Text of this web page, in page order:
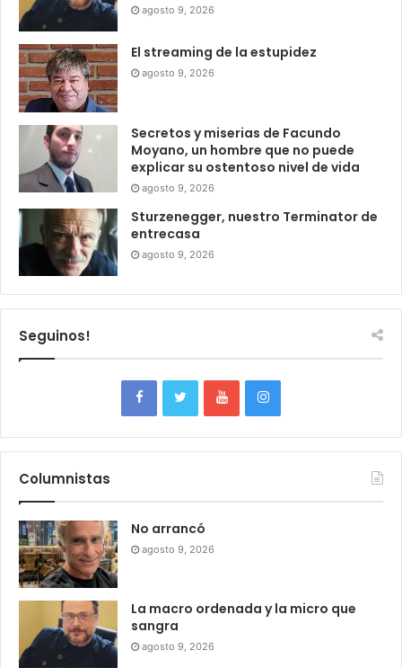
agosto 9, 2026
El streaming de la estupidez
agosto 9, 2026
Secretos y miserias de Facundo
Moyano, un hombre que no puede
explicar su ostentoso nivel de vida
agosto 9, 2026
Sturzenegger, nuestro Terminator de
entrecasa
agosto 9, 2026
Seguinos!
Columnistas
No arrancó
agosto 9, 2026
La macro ordenada y la micro que
sangra
agosto 9, 2026